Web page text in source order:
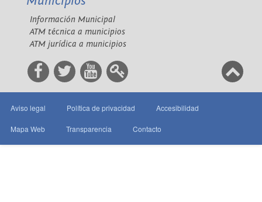
Información Municipal
ATM técnica a municipios
ATM jurídica a municipios
Aviso legal Política de privacidad Accesibilidad
Mapa Web Transparencia Contacto